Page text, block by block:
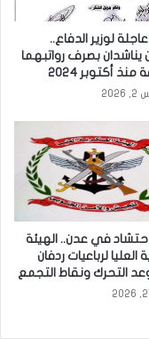
لوزير الدفاع..
يناشدان بصرف رواتبهما
أكتوبر 2024
في عدن.. الهيئة
العليا لرباعيات ردفان
التحرك ونقاط التجمع